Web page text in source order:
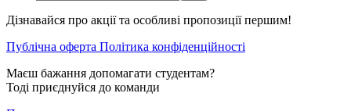
Дізнавайся про акції та особливі пропозиції першим!
Публічна оферта Політика конфіденційності
Маєш бажання допомагати студентам?
Тоді приєднуйся до команди